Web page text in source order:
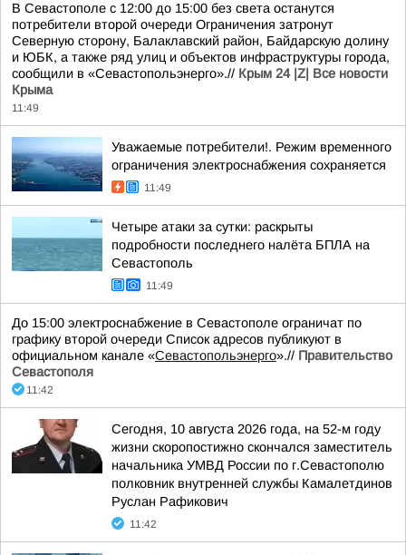
В Севастополе с 12:00 до 15:00 без света останутся
потребители второй очереди Ограничения затронут
Северную сторону, Балаклавский район, Байдарскую долину
и ЮБК, а также ряд улиц и объектов инфраструктуры города,
сообщили в «Севастопольэнерго».// Крым 24 |Z| Все новости
Крыма
11:49
Уважаемые потребители!. Режим временного
ограничения электроснабжения сохраняется
11:49
Четыре атаки за сутки: раскрыты
подробности последнего налёта БПЛА на
Севастополь
11:49
До 15:00 электроснабжение в Севастополе ограничат по
графику второй очереди Список адресов публикуют в
официальном канале «Севастопольэнерго».// Правительство
Севастополя
11:42
Сегодня, 10 августа 2026 года, на 52-м году
жизни скоропостижно скончался заместитель
начальника УМВД России по г.Севастополю
полковник внутренней службы Камалетдинов
Руслан Рафикович
11:42